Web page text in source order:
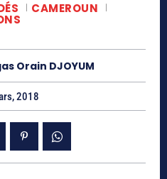
CAMEROUN
Orain DJOYUM
2018